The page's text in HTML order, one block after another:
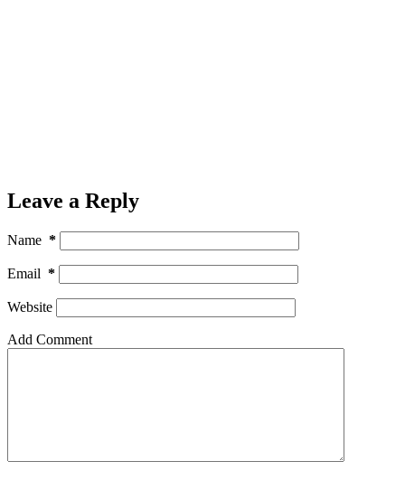
Leave a Reply
Name *
Email *
Website
Add Comment